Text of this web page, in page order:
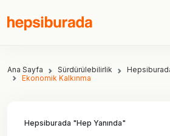
Ana Sayfa Sürdürülebilirlik
Ekonomik Kalkınma
Hepsiburada "Hep Yanında"